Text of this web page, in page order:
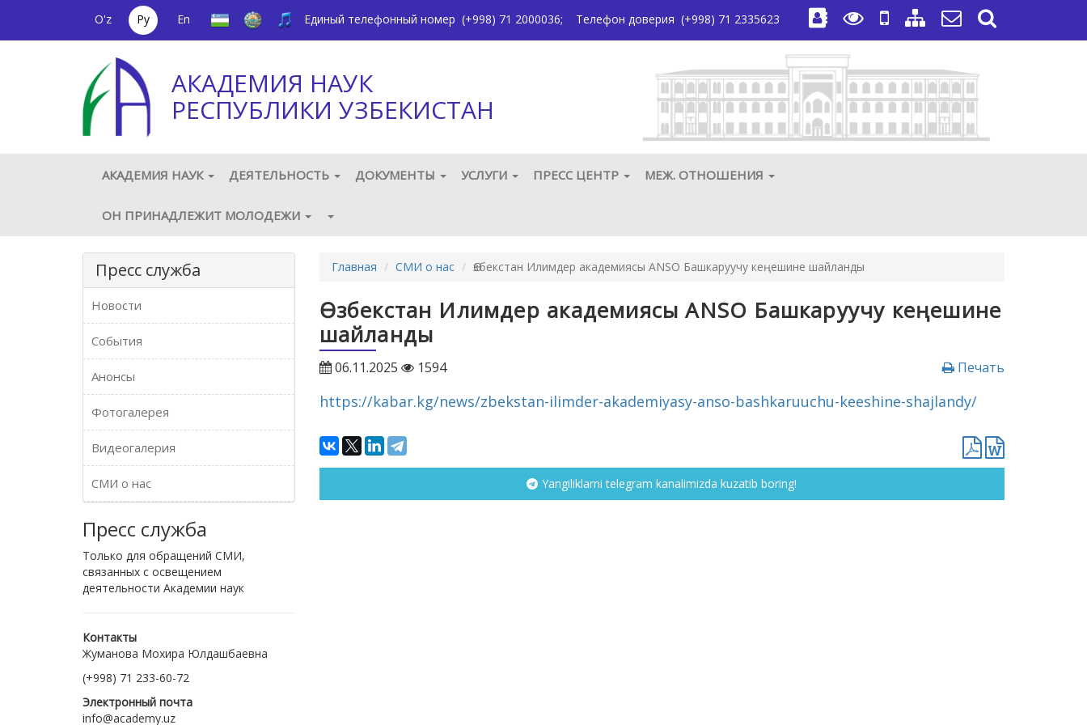
O'z Ру En Единый телефонный номер (+998) 71 2000036; Телефон доверия (+998) 71 2335623
АКАДЕМИЯ НАУК
РЕСПУБЛИКИ УЗБЕКИСТАН
АКАДЕМИЯ НАУК ДЕЯТЕЛЬНОСТЬ ДОКУМЕНТЫ УСЛУГИ ПРЕСС ЦЕНТР МЕЖ. ОТНОШЕНИЯ
ОН ПРИНАДЛЕЖИТ МОЛОДЕЖИ
Пресс служба
Новости
События
Анонсы
Фотогалерея
Видеогалерия
СМИ о нас
Пресс служба
Только для обращений СМИ,
связанных с освещением
деятельности Академии наук
Контакты
Жуманова Мохира Юлдашбаевна
(+998) 71 233-60-72
Электронный почта
info@academy.uz
Главная СМИ о нас Өзбекстан Илимдер академиясы ANSO Башкаруучу кеңешине шайланды
Өзбекстан Илимдер академиясы ANSO Башкаруучу кеңешине
шайланды
06.11.2025 1594 Печать
https://kabar.kg/news/zbekstan-ilimder-akademiyasy-anso-bashkaruuchu-keeshine-shajlandy/
Yangiliklarni telegram kanalimizda kuzatib boring!